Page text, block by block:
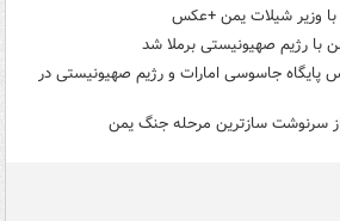
با وزیر شیلات یمن +عکس
با رژیم صهیونیستی برملا شد
پایگاه جاسوسی امارات و رژیم صهیونیستی در
سرنوشت‌ سازترین مرحله جنگ یمن